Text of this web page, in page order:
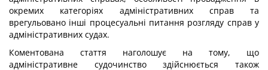
окремих категоріях адміністративних справ та
врегульовано інші процесуальні питання розгляду справ у
адміністративних судах.
Коментована стаття наголошує на тому, що
адміністративне судочинство здійснюється також